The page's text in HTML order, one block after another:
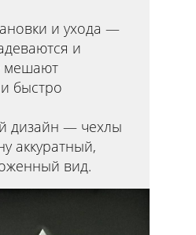
и ухода —
и
мешают
быстро
дизайн — чехлы
аккуратный,
вид.